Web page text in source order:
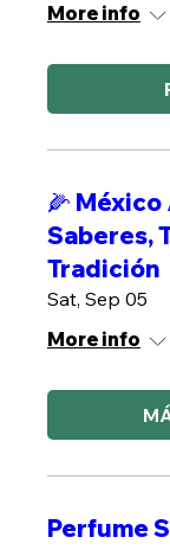
More info
🌽
Saberes,
Tradición
Sat, Sep 05
More info
Perfume